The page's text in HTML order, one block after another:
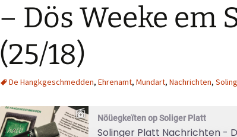
– Dös Weeke em
(25/18)
De Hangkgeschmedden, Ehrenamt, Mundart, Nachrichten,
Nöüegkeïten op Soliger Platt